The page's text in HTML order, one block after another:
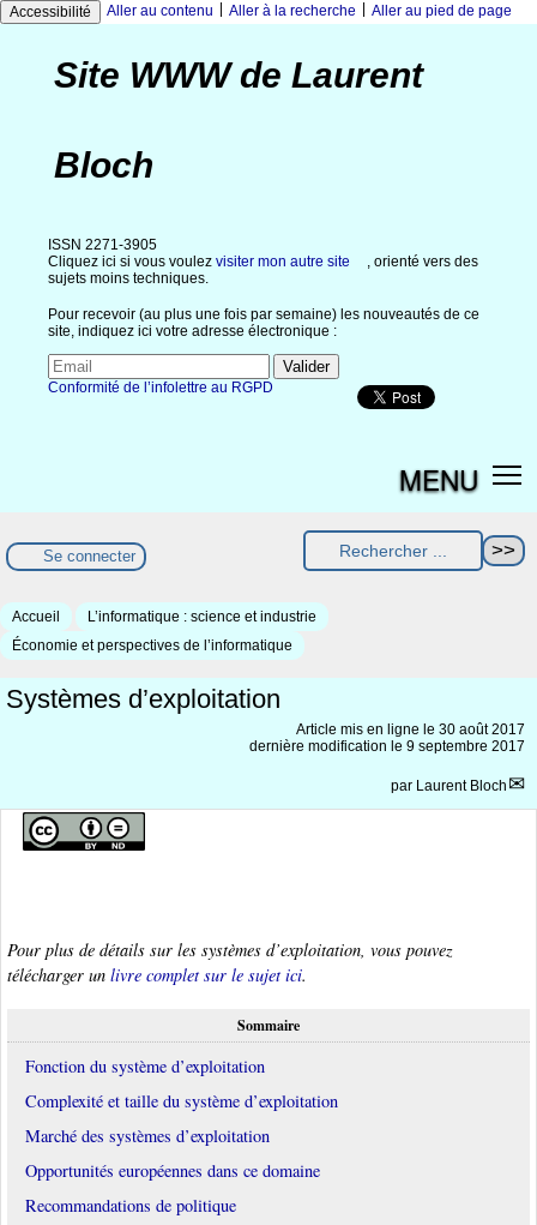
Accessibilité Aller au contenu Aller à la recherche Aller au pied de page
Site WWW de Laurent
Bloch
ISSN 2271-3905
Cliquez ici si vous voulez visiter mon autre site
, orienté vers des
sujets moins techniques.
Pour recevoir (au plus une fois par semaine) les nouveautés de ce
site, indiquez ici votre adresse électronique :
Conformité de l’infolettre au RGPD
MENU
Se connecter
Accueil
L’informatique : science et industrie
Économie et perspectives de l’informatique
Systèmes d’exploitation
Article mis en ligne le 30 août 2017
dernière modification le 9 septembre 2017
par Laurent Bloch
Pour plus de détails sur les systèmes d’exploitation, vous pouvez
télécharger un livre complet sur le sujet ici.
Sommaire
Fonction du système d’exploitation
Complexité et taille du système d’exploitation
Marché des systèmes d’exploitation
Opportunités européennes dans ce domaine
Recommandations de politique